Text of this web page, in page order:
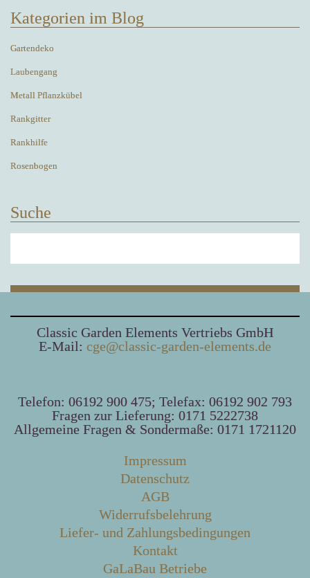
Kategorien im Blog
Gartendeko
Laubengang
Metall Pflanzkübel
Rankgitter
Rankhilfe
Rosenbogen
Suche
Classic Garden Elements Vertriebs GmbH
E-Mail: cge@classic-garden-elements.de
Telefon: 06192 900 475; Telefax: 06192 902 793
Fragen zur Lieferung: 0171 5222738
Allgemeine Fragen & Sondermaße: 0171 1721120
Impressum
Datenschutz
AGB
Widerrufsbelehrung
Liefer- und Zahlungsbedingungen
Kontakt
GaLaBau Betriebe